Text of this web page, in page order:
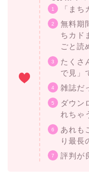
「ま
無料期
ちカド
ごと読
たくさ
で見」
雑誌だ
ダウン
れちゃ
あれも
り最長
評判が